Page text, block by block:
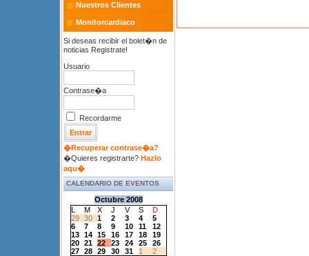
Nuestros Clientes
Monitorcardiaco
Si deseas recibir el bolet�n de
noticias Registrate!
Usuario
Contrase�a
Recordarme
�Recuperar contrase�a?
�Quieres registrarte? Hazlo
aqu�
CALENDARIO DE EVENTOS
Octubre 2008
L
M X J V S
D
29
30 1 2 3 4
5
6
7 8 9 10 11
12
13
14 15 16 17 18
19
20
21 22 23 24 25
26
27
28 29 30 31 1 2